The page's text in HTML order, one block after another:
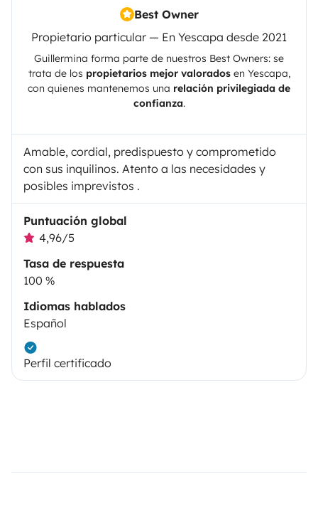
Best Owner
Propietario particular — En Yescapa desde 2021
Guillermina forma parte de nuestros Best Owners: se
trata de los propietarios mejor valoradosen Yescapa,
con quienes mantenemos una relación privilegiada de
confianza.
Amable, cordial, predispuesto y comprometido
con sus inquilinos. Atento a las necesidades y
posibles imprevistos .
Puntuación global
4,96/5
Tasa de respuesta
100 %
Idiomas hablados
Español
Perfil certificado